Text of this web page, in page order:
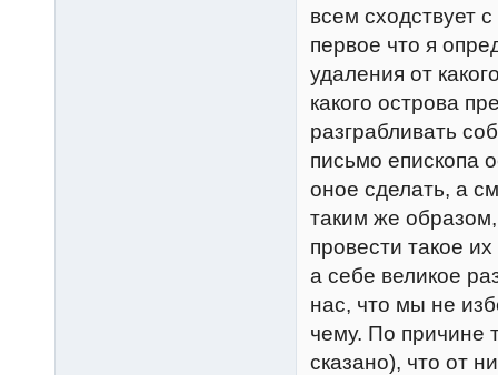
всем сходствует
первое что я
удаления от
какого острова
разграбливать
письмо епископа
оное сделать, а
таким же
провести такое
а себе великое
нас, что мы не
чему. По причине
сказано), что от